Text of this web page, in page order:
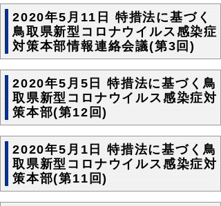
2020年5月11日 特措法に基づく
鳥取県新型コロナウイルス感染症
対策本部情報連絡会議(第3回)
2020年5月5日 特措法に基づく鳥
取県新型コロナウイルス感染症対
策本部(第12回)
2020年5月1日 特措法に基づく鳥
取県新型コロナウイルス感染症対
策本部(第11回)